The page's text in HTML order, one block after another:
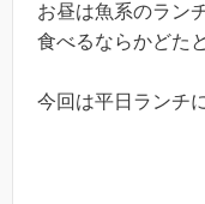
お昼は魚系のラン
食べるならかどた
今回は平日ランチ